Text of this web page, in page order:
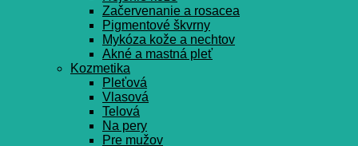
Začervenanie a rosacea
Pigmentové škvrny
Mykóza kože a nechtov
Akné a mastná pleť
Kozmetika
Pleťová
Vlasová
Telová
Na pery
Pre mužov